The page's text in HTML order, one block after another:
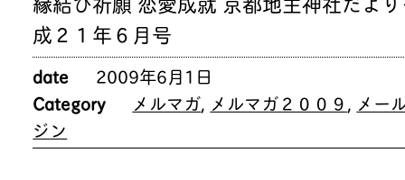
成２１年６月号
date
2009年6月1日
Category
メルマガ, メルマガ２００９, メー
ジン